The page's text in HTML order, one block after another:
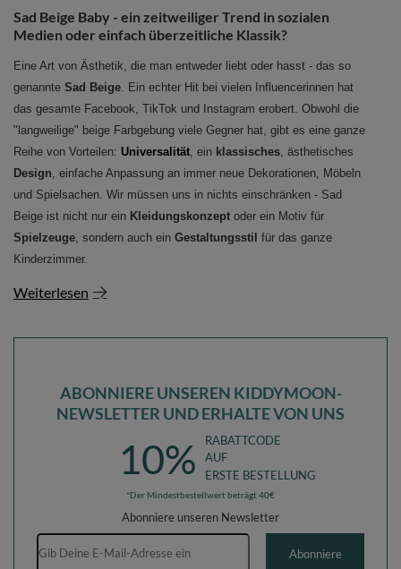
Sad Beige Baby - ein zeitweiliger Trend in sozialen
Medien oder einfach überzeitliche Klassik?
Eine Art von Ästhetik, die man entweder liebt oder hasst - das so
genannte Sad Beige. Ein echter Hit bei vielen Influencerinnen hat
das gesamte Facebook, TikTok und Instagram erobert. Obwohl die
"langweilige" beige Farbgebung viele Gegner hat, gibt es eine ganze
Reihe von Vorteilen: Universalität, ein klassisches, ästhetisches
Design, einfache Anpassung an immer neue Dekorationen, Möbeln
und Spielsachen. Wir müssen uns in nichts einschränken - Sad
Beige ist nicht nur ein Kleidungskonzept oder ein Motiv für
Spielzeuge, sondern auch ein Gestaltungsstil für das ganze
Kinderzimmer.
Weiterlesen
ABONNIERE UNSEREN KIDDYMOON-
NEWSLETTER UND ERHALTE VON UNS
10%
RABATTCODE
AUF
ERSTE BESTELLUNG
*Der Mindestbestellwert beträgt 40€
Abonniere unseren Newsletter
E-Mail-Adresse
Abonniere